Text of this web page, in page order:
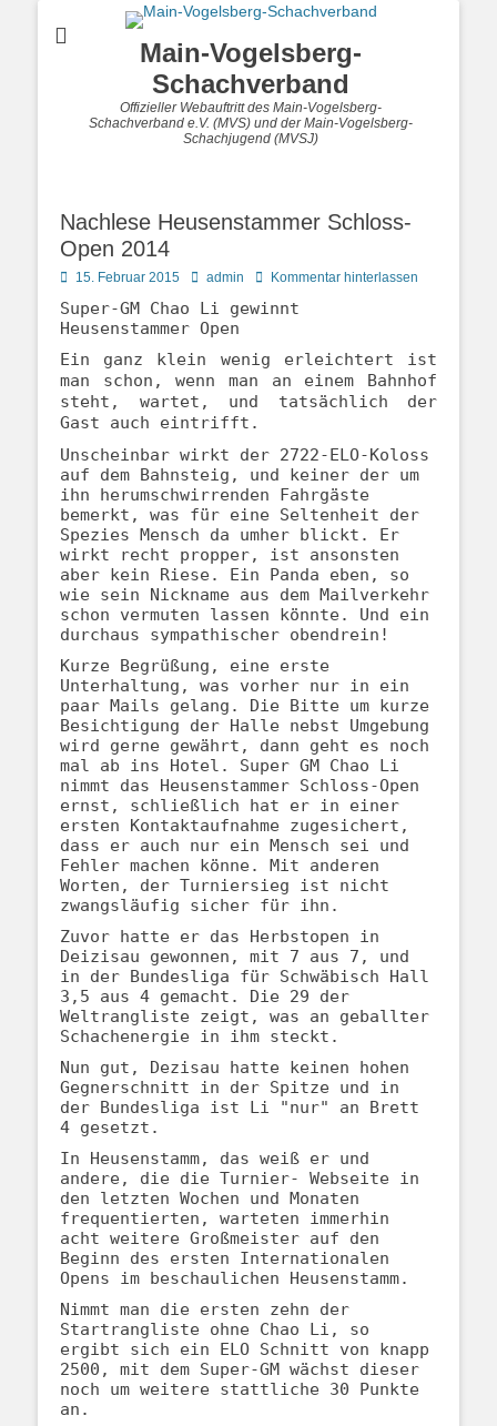
Main-Vogelsberg-
Schachverband
Offizieller Webauftritt des Main-Vogelsberg-
Schachverband e.V. (MVS) und der Main-Vogelsberg-
Schachjugend (MVSJ)
Nachlese Heusenstammer Schloss-
Open 2014
Posted
15. Februar 2015 Autoradmin Kommentar hinterlassen
Super-GM Chao Li gewinnt
Heusenstammer Open
Ein ganz klein wenig erleichtert ist
man schon, wenn man an einem Bahnhof
steht, wartet, und tatsächlich der
Gast auch eintrifft.
Unscheinbar wirkt der 2722-ELO-Koloss
auf dem Bahnsteig, und keiner der um
ihn herumschwirrenden Fahrgäste
bemerkt, was für eine Seltenheit der
Spezies Mensch da umher blickt. Er
wirkt recht propper, ist ansonsten
aber kein Riese. Ein Panda eben, so
wie sein Nickname aus dem Mailverkehr
schon vermuten lassen könnte. Und ein
durchaus sympathischer obendrein!
Kurze Begrüßung, eine erste
Unterhaltung, was vorher nur in ein
paar Mails gelang. Die Bitte um kurze
Besichtigung der Halle nebst Umgebung
wird gerne gewährt, dann geht es noch
mal ab ins Hotel. Super GM Chao Li
nimmt das Heusenstammer Schloss-Open
ernst, schließlich hat er in einer
ersten Kontaktaufnahme zugesichert,
dass er auch nur ein Mensch sei und
Fehler machen könne. Mit anderen
Worten, der Turniersieg ist nicht
zwangsläufig sicher für ihn.
Zuvor hatte er das Herbstopen in
Deizisau gewonnen, mit 7 aus 7, und
in der Bundesliga für Schwäbisch Hall
3,5 aus 4 gemacht. Die 29 der
Weltrangliste zeigt, was an geballter
Schachenergie in ihm steckt.
Nun gut, Dezisau hatte keinen hohen
Gegnerschnitt in der Spitze und in
der Bundesliga ist Li "nur" an Brett
4 gesetzt.
In Heusenstamm, das weiß er und
andere, die die Turnier- Webseite in
den letzten Wochen und Monaten
frequentierten, warteten immerhin
acht weitere Großmeister auf den
Beginn des ersten Internationalen
Opens im beschaulichen Heusenstamm.
Nimmt man die ersten zehn der
Startrangliste ohne Chao Li, so
ergibt sich ein ELO Schnitt von knapp
2500, mit dem Super-GM wächst dieser
noch um weitere stattliche 30 Punkte
an.